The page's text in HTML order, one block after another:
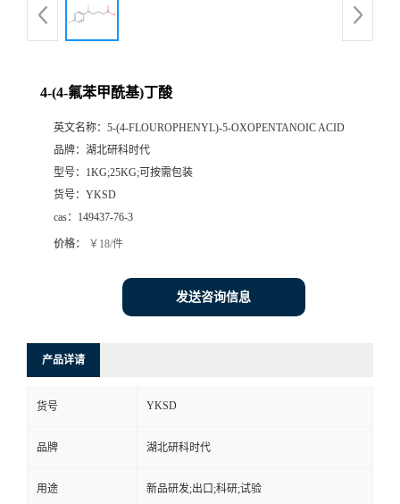
4-(4-氟苯甲酰基)丁酸
英文名称： 5-(4-FLOUROPHENYL)-5-OXOPENTANOIC ACID
品牌： 湖北研科时代
型号： 1KG;25KG;可按需包装
货号： YKSD
cas： 149437-76-3
价格： ￥18/件
发送咨询信息
产品详请
货号 YKSD
品牌 湖北研科时代
用途 新品研发;出口;科研;试验